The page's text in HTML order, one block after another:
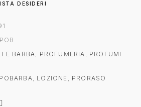
DESIDERI
E BARBA, PROFUMERIA , PROFUMI
, LOZIONE , PRORASO